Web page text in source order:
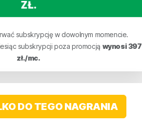
ZŁ.
subskrypcję w dowolnym momencie.
subskrypcji poza promocją wynosi 397
zł./mc.
DO TEGO NAGRANIA